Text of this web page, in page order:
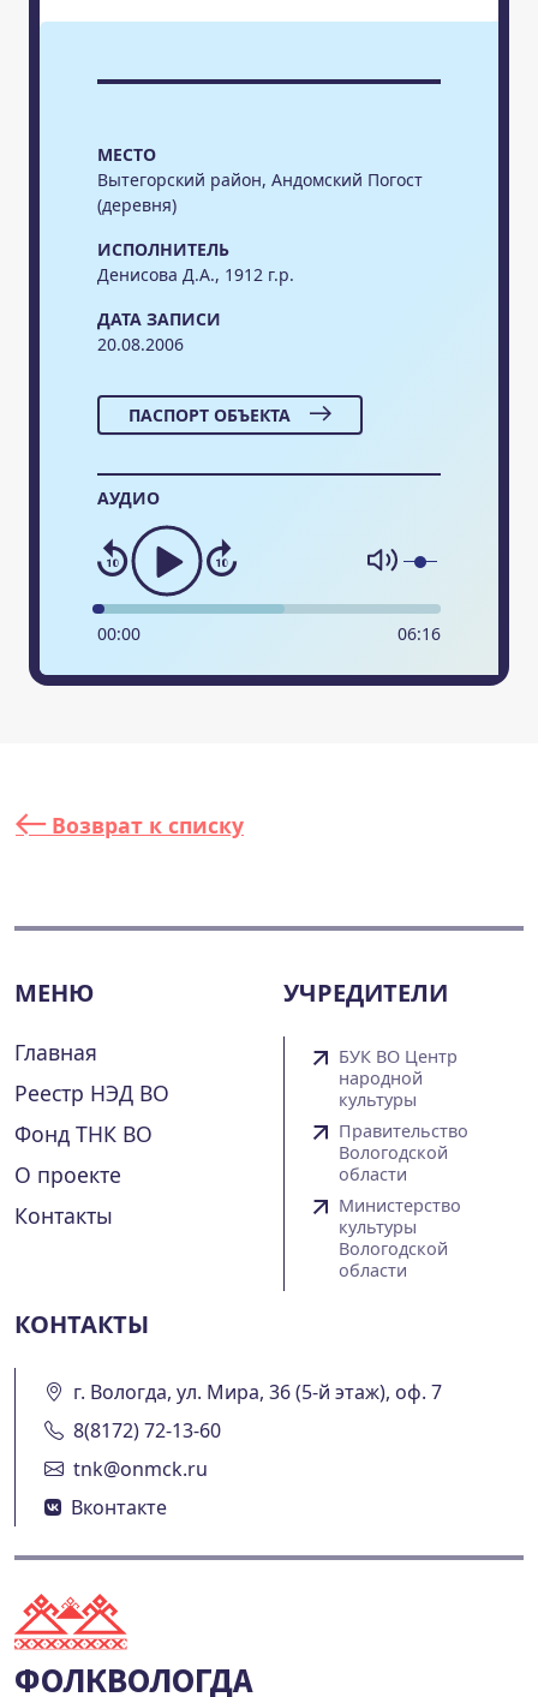
МЕСТО
Вытегорский район, Андомский Погост
(деревня)
ИСПОЛНИТЕЛЬ
Денисова Д.А., 1912 г.р.
ДАТА ЗАПИСИ
20.08.2006
ПАСПОРТ ОБЪЕКТА
АУДИО
00:00 06:16
Возврат к списку
МЕНЮ
Главная
Реестр НЭД ВО
Фонд ТНК ВО
О проекте
Контакты
УЧРЕДИТЕЛИ
БУК ВО Центр
народной
культуры
Правительство
Вологодской
области
Министерство
культуры
Вологодской
области
КОНТАКТЫ
г. Вологда, ул. Мира, 36 (5-й этаж), оф. 7
8(8172) 72-13-60
tnk@onmck.ru
Вконтакте
ФОЛКВОЛОГДА